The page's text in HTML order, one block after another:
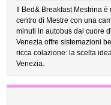
Il Bed& Breakfast Mestrina
centro di Mestre con una
minuti in autobus dal cuore
Venezia offre sistemazioni
ricca colazione: la scelta
Venezia.